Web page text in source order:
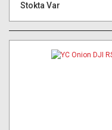
Stokta Var